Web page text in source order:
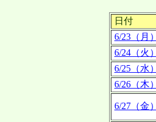
日付
6/23（月）
6/24（火）
6/25（水）
6/26（木）
6/27（金）